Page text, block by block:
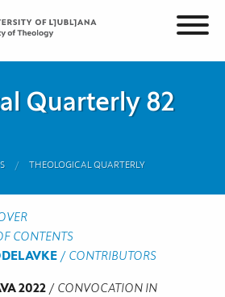
Quarterly 82
THEOLOGICAL QUARTERLY
CONTENTS
/ CONTRIBUTORS
2022 / CONVOCATION IN